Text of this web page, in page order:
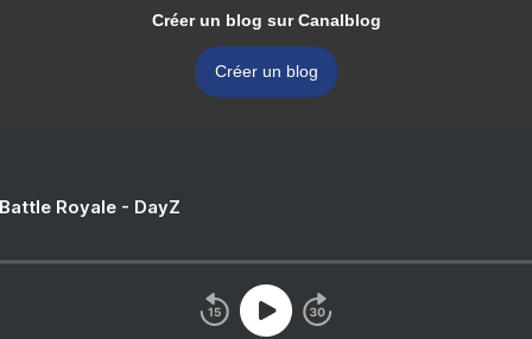
Créer un blog sur Canalblog
Créer un blog
Royale - DayZ